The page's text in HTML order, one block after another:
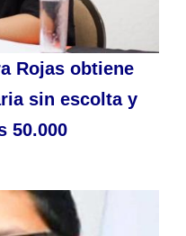
Rojas obtiene
sin escolta y
50.000